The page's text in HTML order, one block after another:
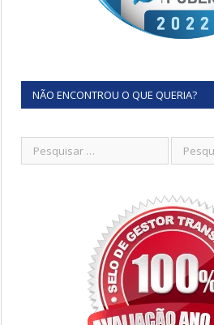
NÃO ENCONTROU O QUE QUERIA?